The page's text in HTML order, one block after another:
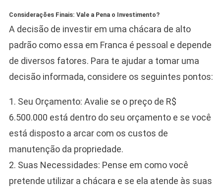
Considerações Finais: Vale a Pena o Investimento?
A decisão de investir em uma chácara de alto
padrão como essa em Franca é pessoal e depende
de diversos fatores. Para te ajudar a tomar uma
decisão informada, considere os seguintes pontos:
1. Seu Orçamento: Avalie se o preço de R$
6.500.000 está dentro do seu orçamento e se você
está disposto a arcar com os custos de
manutenção da propriedade.
2. Suas Necessidades: Pense em como você
pretende utilizar a chácara e se ela atende às suas